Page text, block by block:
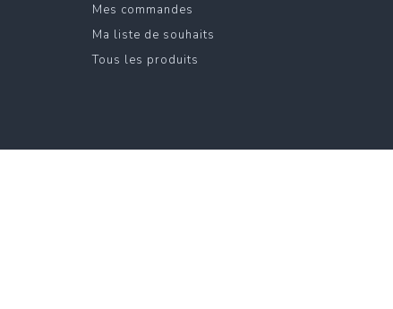
Mes commandes
Ma liste de souhaits
Tous les produits